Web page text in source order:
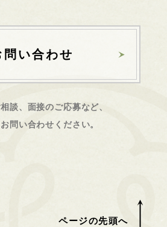
問い合わせ
談、面接のご応募など、
問い合わせください。
ページの先頭へ